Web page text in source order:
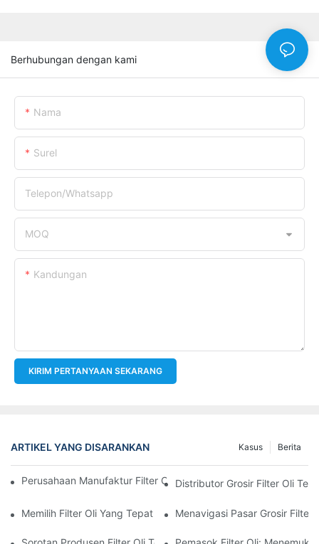
Berhubungan dengan kami
Nama
Surel
Telepon/whatsapp
MOQ
Kandungan
KIRIM PERTANYAAN SEKARANG
ARTIKEL YANG DISARANKAN Berita
Kasus
Perusahaan Manufaktur Filter Oli Teratas: Tinjauan
Distributor Grosir Filter Oli
Memilih Filter Oli Yang Tepat Untuk Model Kendaraan Anda:
Menavigasi Pasar Grosir Filter